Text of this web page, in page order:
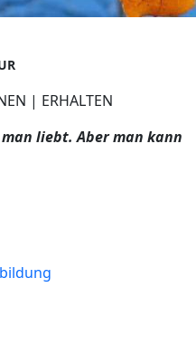
| ERHALTEN
liebt. Aber man kann